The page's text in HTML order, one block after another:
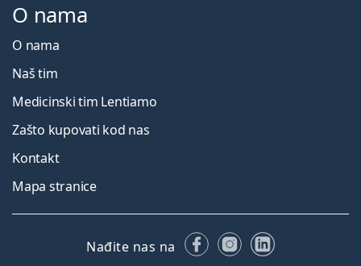
O nama
O nama
Naš tim
Medicinski tim Lentiamo
Zašto kupovati kod nas
Kontakt
Mapa stranice
Nađite nas na FacebookuInstagramu
LinkedIn